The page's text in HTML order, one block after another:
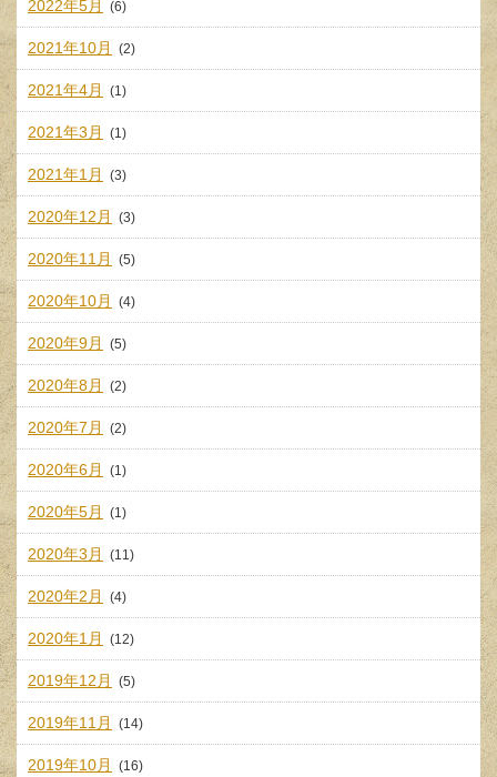
2022年5月 (6)
2021年10月 (2)
2021年4月 (1)
2021年3月 (1)
2021年1月 (3)
2020年12月 (3)
2020年11月 (5)
2020年10月 (4)
2020年9月 (5)
2020年8月 (2)
2020年7月 (2)
2020年6月 (1)
2020年5月 (1)
2020年3月 (11)
2020年2月 (4)
2020年1月 (12)
2019年12月 (5)
2019年11月 (14)
2019年10月 (16)